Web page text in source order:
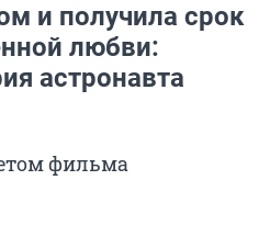
и получила срок
любви:
астронавта
фильма